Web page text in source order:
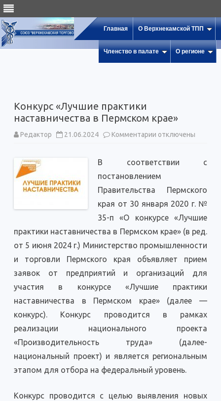
Главная О Верхнекамской ТПП
Членство в палате О регионе
Конкурс «Лучшие практики
наставничества в Пермском крае»
Редактор 21.06.2024 Комментарии к
практики
в
крае»
отключены
В соответствии с
постановлением
Правительства Пермского
края от 30 января 2020 г. №
35-п «О конкурсе «Лучшие
практики наставничества в Пермском крае» (в ред.
от 5 июня 2024 г.) Министерство промышленности
и торговли Пермского края объявляет прием
заявок от предприятий и организаций для
участия в конкурсе «Лучшие практики
наставничества в Пермском крае» (далее —
конкурс). Конкурс проводится в рамках
реализации национального проекта
«Производительность труда» (далее-
национальный проект) и является региональным
этапом для отбора на федеральный уровень.
Конкурс проводится с целью выявления новых